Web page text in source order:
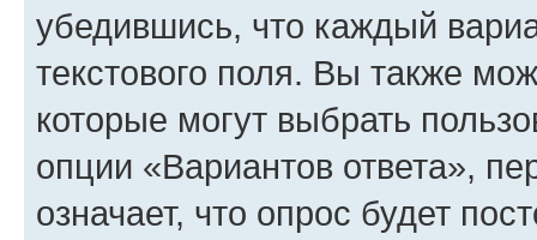
убедившись, что каждый
текстового поля. Вы также
которые могут выбрать
опции «Вариантов ответа»,
означает, что опрос будет